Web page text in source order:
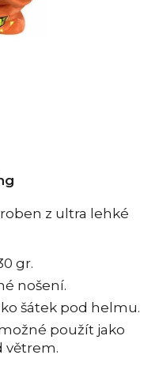
z ultra lehké
gr.
nošení.
šátek pod helmu.
použít jako
větrem.